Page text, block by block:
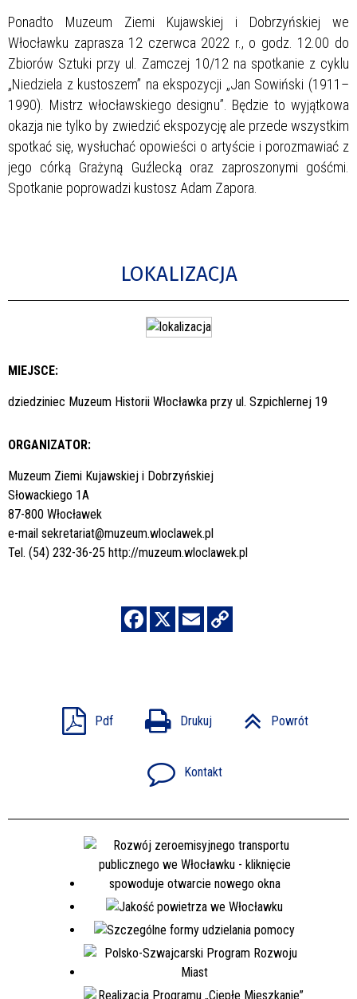
Ponadto Muzeum Ziemi Kujawskiej i Dobrzyńskiej we
Włocławku zaprasza 12 czerwca 2022 r., o godz. 12.00 do
Zbiorów Sztuki przy ul. Zamczej 10/12 na spotkanie z cyklu
„Niedziela z kustoszem” na ekspozycji „Jan Sowiński (1911–
1990). Mistrz włocławskiego designu”. Będzie to wyjątkowa
okazja nie tylko by zwiedzić ekspozycję ale przede wszystkim
spotkać się, wysłuchać opowieści o artyście i porozmawiać z
jego córką Grażyną Guźlecką oraz zaproszonymi gośćmi.
Spotkanie poprowadzi kustosz Adam Zapora.
LOKALIZACJA
MIEJSCE:
dziedziniec Muzeum Historii Włocławka przy ul. Szpichlernej 19
ORGANIZATOR:
Muzeum Ziemi Kujawskiej i Dobrzyńskiej
Słowackiego 1A
87-800 Włocławek
e-mail sekretariat@muzeum.wloclawek.pl
Tel. (54) 232-36-25 http://muzeum.wloclawek.pl
Pdf Drukuj Powrót
Kontakt